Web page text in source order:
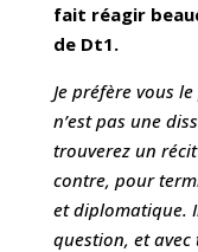
fait réagir
de Dt1.
Je préfère vous
n’est pas une
trouverez un
contre, pour
et diplomatique.
question, et avec